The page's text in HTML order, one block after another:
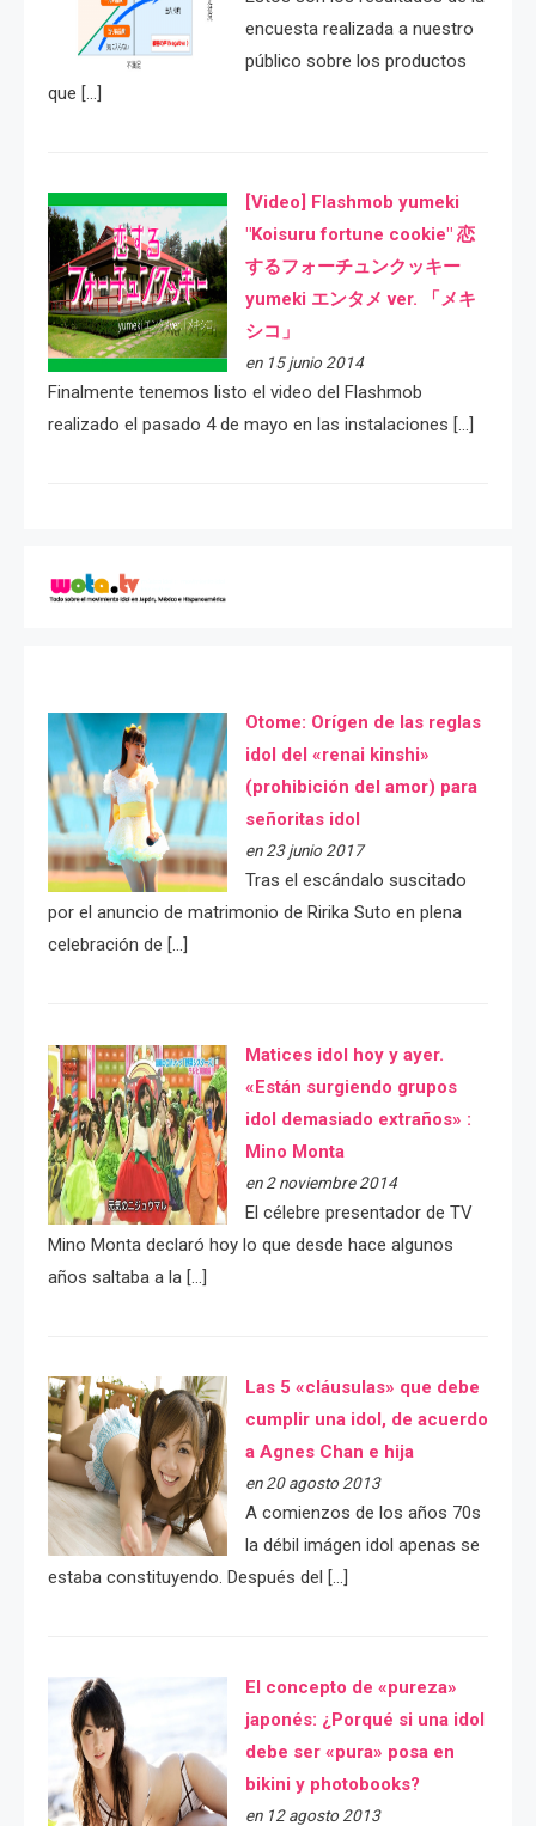
encuesta realizada a nuestro
público sobre los productos
que […]
[Video] Flashmob yumeki
"Koisuru fortune cookie" 恋
するフォーチュンクッキー
yumeki エンタメ ver. 「メキ
シコ」
en 15 junio 2014
Finalmente tenemos listo el video del Flashmob
realizado el pasado 4 de mayo en las instalaciones […]
Otome: Orígen de las reglas
idol del «renai kinshi»
(prohibición del amor) para
señoritas idol
en 23 junio 2017
Tras el escándalo suscitado
por el anuncio de matrimonio de Ririka Suto en plena
celebración de […]
Matices idol hoy y ayer.
«Están surgiendo grupos
idol demasiado extraños» :
Mino Monta
en 2 noviembre 2014
El célebre presentador de TV
Mino Monta declaró hoy lo que desde hace algunos
años saltaba a la […]
Las 5 «cláusulas» que debe
cumplir una idol, de acuerdo
a Agnes Chan e hija
en 20 agosto 2013
A comienzos de los años 70s
la débil imágen idol apenas se
estaba constituyendo. Después del […]
El concepto de «pureza»
japonés: ¿Porqué si una idol
debe ser «pura» posa en
bikini y photobooks?
en 12 agosto 2013